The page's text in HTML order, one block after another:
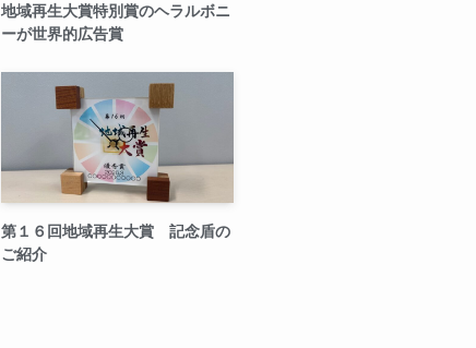
地域再生大賞特別賞のヘラルボニ
ーが世界的広告賞
第１６回地域再生大賞 記念盾の
ご紹介